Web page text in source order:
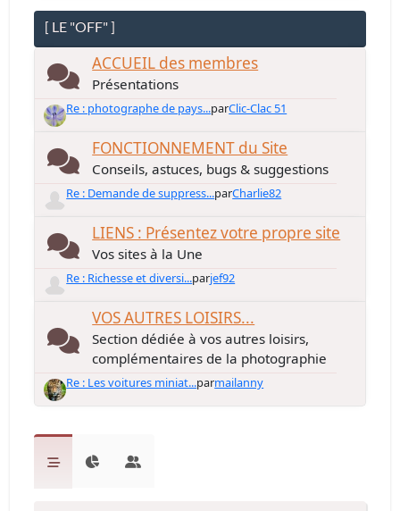
[ LE "OFF" ]
ACCUEIL des membres
Présentations
Re : photographe de pays...parClic-Clac 51
FONCTIONNEMENT du Site
Conseils, astuces, bugs & suggestions
Re : Demande de suppress...parCharlie82
LIENS : Présentez votre propre site
Vos sites à la Une
Re : Richesse et diversi...parjef92
VOS AUTRES LOISIRS...
Section dédiée à vos autres loisirs,
complémentaires de la photographie
Re : Les voitures miniat...parmailanny